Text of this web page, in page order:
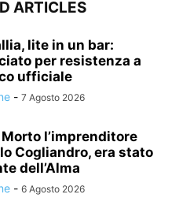
ARTICLES
lite in un bar:
per resistenza a
ufficiale
- 7 Agosto 2026
Morto l’imprenditore
Cogliandro, era stato
dell’Alma
- 6 Agosto 2026